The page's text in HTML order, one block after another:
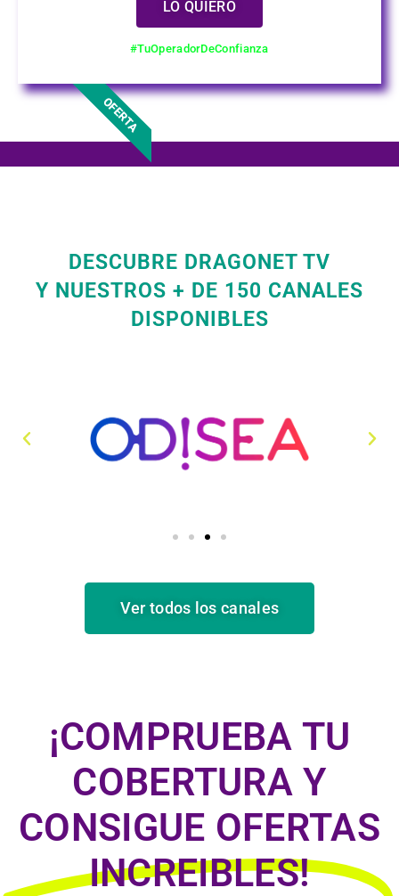
LO QUIERO
#TuOperadorDeConfianza
OFERTA
DESCUBRE DRAGONET TV
Y NUESTROS + DE 150 CANALES
DISPONIBLES
Ver todos los canales
¡COMPRUEBA TU
COBERTURA Y
CONSIGUE OFERTAS
INCREIBLES!